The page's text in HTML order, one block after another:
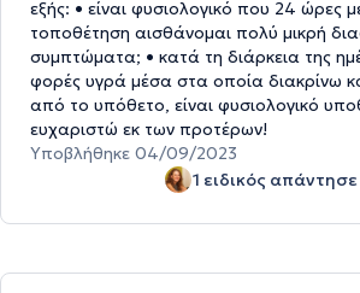
εξής: • είναι φυσιολογικό που 24 ώρες
τοποθέτηση αισθάνομαι πολύ μικρή
συμπτώματα; • κατά τη διάρκεια της
φορές υγρά μέσα στα οποία διακρίνω
από το υπόθετο, είναι φυσιολογικό
ευχαριστώ εκ των προτέρων!
Υποβλήθηκε 04/09/2023
1 ειδικός απάντησε